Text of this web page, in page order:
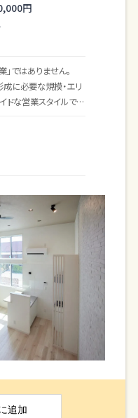
（SNS やセミナー活
とのマッチング
ルティング
ング調査
円
ではありません。
に必要な規模・エリ
ドな営業スタイルで
、企画・仕入れに反
た上で配属先を決定
多く、不動産以外で
についての知識など
るため、一人ひとりの
幅も多岐に渡ります。
しているため、学べ
です。
たプロダクトをお客さ
」と「高い商品力」と
うつしてくれる方を募
もチャレンジし続ける
に何をすべきか？を考
し、よりよいチームに
る人
集。土地仕入れから
ッフ。少数精鋭で総合
方を募集します。
追加